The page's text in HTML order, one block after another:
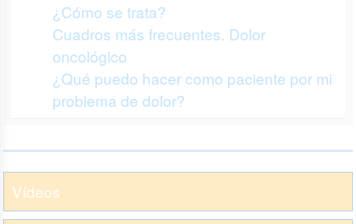
¿Cómo se trata?
Cuadros más frecuentes. Dolor
oncológico
¿Qué puedo hacer como paciente por mi
problema de dolor?
Vídeos